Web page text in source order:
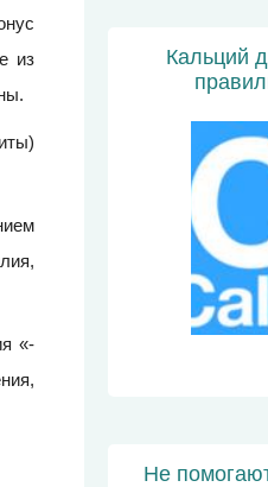
из
«-
Кальций
Не